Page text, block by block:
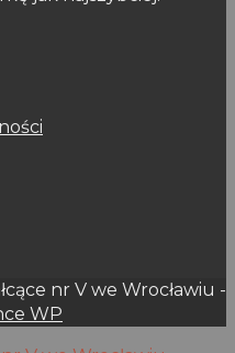
nr V we Wrocławiu -
WP